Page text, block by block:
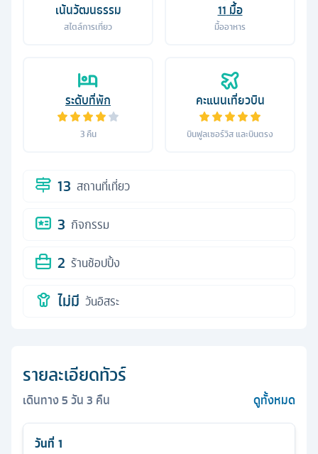
เน้นวัฒนธรรม
สไตล์การเที่ยว
11 มื้อ
มื้ออาหาร
ระดับที่พัก
3คืน
คะแนนเที่ยวบิน
บินฟูลเซอร์วิส และบินตรง
13 สถานที่เที่ยว
3 กิจกรรม
2 ร้านช้อปปิ้ง
ไม่มี วันอิสระ
รายละเอียดทัวร์
เดินทาง5วัน3 คืน ดูทั้งหมด
วันที่ 1